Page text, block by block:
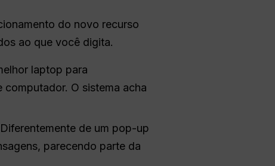
do novo recurso
ao que você digita.
laptop para
computador. O sistema acha
de um pop-up
parecendo parte da